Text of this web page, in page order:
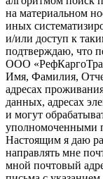
на материальном
иных
и/или доступ к
подтверждаю, что
ООО
Имя, Фамилия,
адресах
данных, адресах
и могут
уполномоченными
Настоящим я даю
направлять мне
мной почтовый